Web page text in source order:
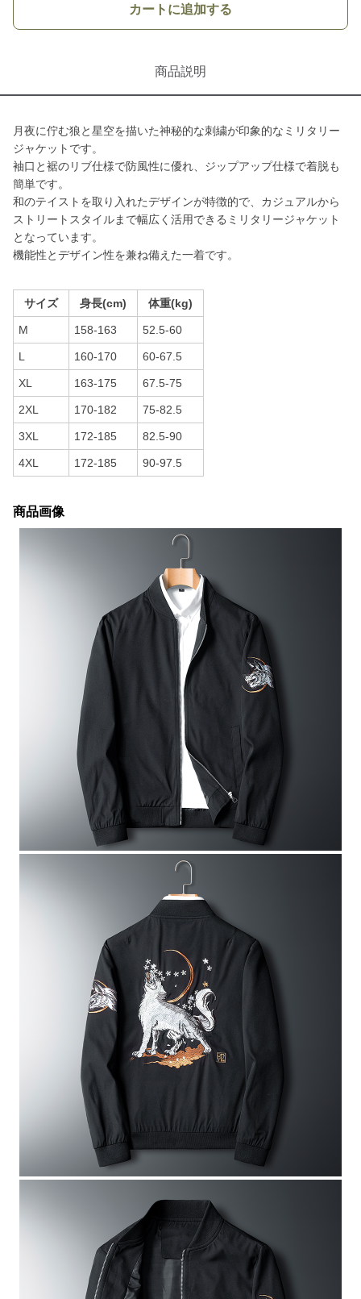
カートに追加する
商品説明
月夜に佇む狼と星空を描いた神秘的な刺繍が印象的なミリタリー
ジャケットです。
袖口と裾のリブ仕様で防風性に優れ、ジップアップ仕様で着脱も
簡単です。
和のテイストを取り入れたデザインが特徴的で、カジュアルから
ストリートスタイルまで幅広く活用できるミリタリージャケット
となっています。
機能性とデザイン性を兼ね備えた一着です。
サイズ 身長(cm) 体重(kg)
M 158-163 52.5-60
L 160-170 60-67.5
XL 163-175 67.5-75
2XL 170-182 75-82.5
3XL 172-185 82.5-90
4XL 172-185 90-97.5
商品画像